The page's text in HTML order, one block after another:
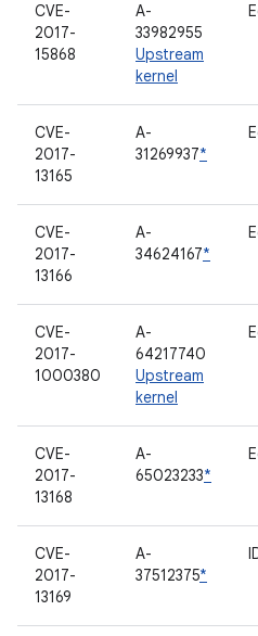
CVE-
2017-
15868
A-
33982955
Upstream
kernel
CVE-
2017-
13165
A-
31269937*
CVE-
2017-
13166
A-
34624167*
CVE-
2017-
1000380
A-
64217740
Upstream
kernel
CVE-
2017-
13168
A-
65023233*
CVE-
2017-
13169
A-
37512375*